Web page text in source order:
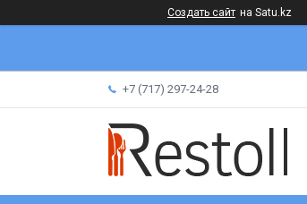
Создать сайт на Satu.kz
+7 (717) 297-24-28